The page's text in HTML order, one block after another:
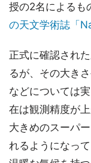
授の2名によるも
の天文学術誌「
正式に確認され
るが、その大き
などについては
在は観測精度が
大きめのスーパ
れるようになっ